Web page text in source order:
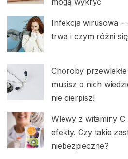
Infekcja wirusowa –
trwa i czym różni
Choroby
musisz o nich
nie cierpisz!
Wlewy z witaminy C
efekty. Czy takie
niebezpieczne?